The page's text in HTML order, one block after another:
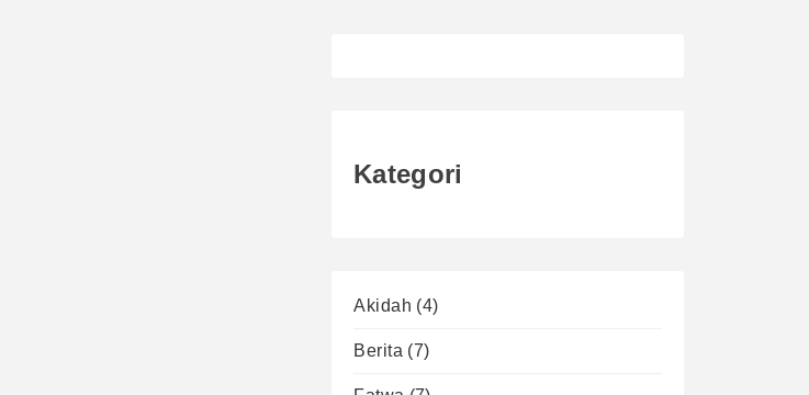
Kategori
Akidah (4)
Berita (7)